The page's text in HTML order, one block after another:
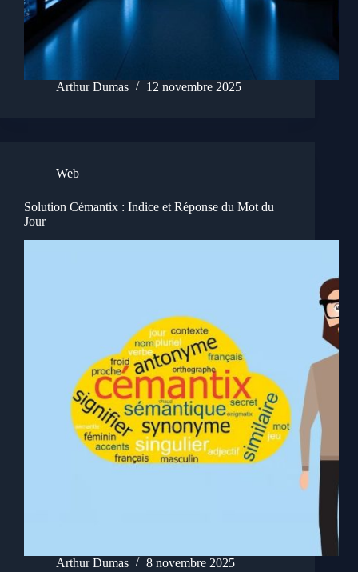
Arthur Dumas 12 novembre 2025
Web
Solution Cémantix : Indice et Réponse du Mot du
Jour
Arthur Dumas 8 novembre 2025